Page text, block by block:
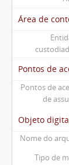
Área de
Pontos de
Pontos de
de
Objeto
Nome do
Tipo de